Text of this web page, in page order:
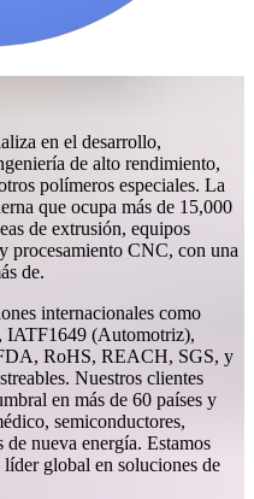
en el desarrollo,
de alto rendimiento,
polímeros especiales. La
que ocupa más de 15,000
de extrusión, equipos
procesamiento CNC, con una
de.
internacionales como
IATF1649 (Automotriz),
RoHS, REACH, SGS, y
Nuestros clientes
en más de 60 países y
semiconductores,
nueva energía. Estamos
global en soluciones de